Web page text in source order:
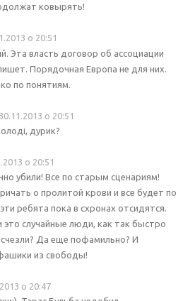
ковырять!
о 20:51
Эта власть договор об ассоциации
Порядочная Европа не для них.
по понятиям.
30.11.2013 о 20:51
дурик?
о 20:51
убили! Все по старым сценариям!
о пролитой крови и все будет по
ребята пока в схронах отсидятся.
это случайные люди, как так быстро
Да еще пофамильно? И
из свободы!
о 20:47